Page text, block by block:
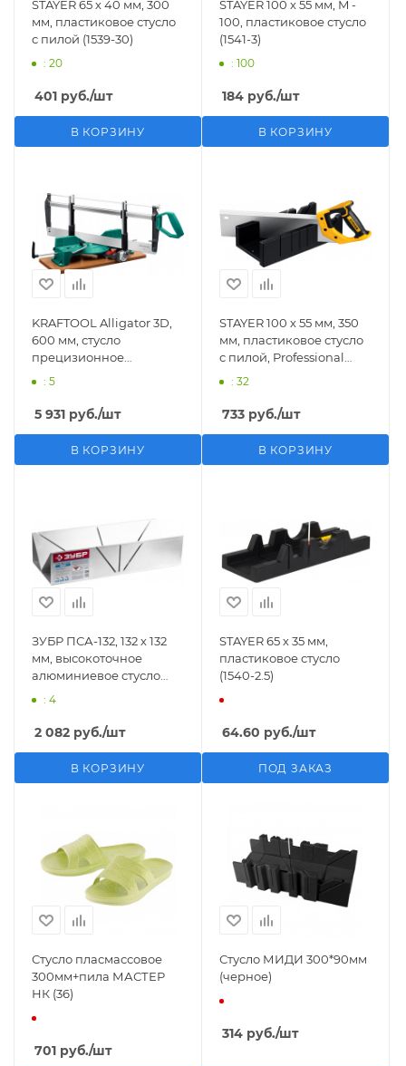
STAYER 65 х 40 мм, 300
мм, пластиковое стусло
с пилой (1539-30)
: 20
401 руб./шт
В КОРЗИНУ
STAYER 100 х 55 мм, M -
100, пластиковое стусло
(1541-3)
: 100
184 руб./шт
В КОРЗИНУ
KRAFTOOL Alligator 3D,
600 мм, стусло
прецизионное
поворотно-наклонное
: 5
5 931 руб./шт
В КОРЗИНУ
STAYER 100 х 55 мм, 350
мм, пластиковое стусло
с пилой, Professional
(15395-35)
: 32
733 руб./шт
В КОРЗИНУ
ЗУБР ПСА-132, 132 х 132
мм, высокоточное
алюминиевое стусло
для больших
(15377)
: 4
2 082 руб./шт
В КОРЗИНУ
STAYER 65 х 35 мм,
пластиковое стусло
(1540-2.5)
64.60 руб./шт
ПОД ЗАКАЗ
Стусло пласмассовое
300мм+пила МАСТЕР
НК (36)
701 руб./шт
Стусло МИДИ 300*90мм
(черное)
314 руб./шт